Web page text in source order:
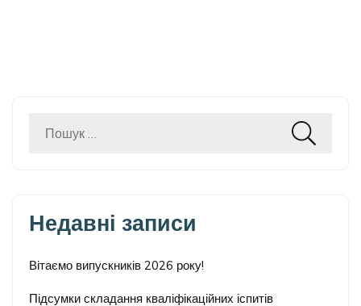
Пошук:
Недавні записи
Вітаємо випускників 2026 року!
Підсумки складання кваліфікаційних іспитів